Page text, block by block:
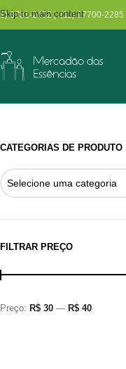
Skip to main content
3731-2452 | (11) 97700-
CATEGORIAS DE PRODUTO
Selecione uma categoria
FILTRAR PREÇO
Preço: R$ 30 — R$ 40